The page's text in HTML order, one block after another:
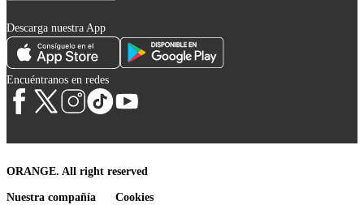
Descarga nuestra App
Encuéntranos en redes
ORANGE. All right reserved
Nuestra compañía Cookies